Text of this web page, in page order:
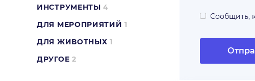
ИНСТРУМЕНТЫ 4
ДЛЯ МЕРОПРИЯТИЙ 1
ДЛЯ ЖИВОТНЫХ 1
ДРУГОЕ 2
Сообщить,